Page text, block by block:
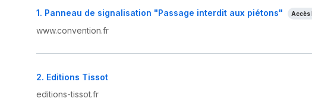
1. Panneau de signalisation "Passage interdit aux piétons" Accès
www.convention.fr
2. Editions Tissot
editions-tissot.fr